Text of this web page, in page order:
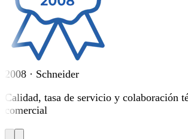
2008 · Schneider
Calidad, tasa de servicio y colaboración
comercial